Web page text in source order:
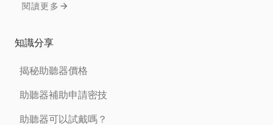
閱讀更多
知識分享
揭秘助聽器價格
助聽器補助申請密技
助聽器可以試戴嗎？